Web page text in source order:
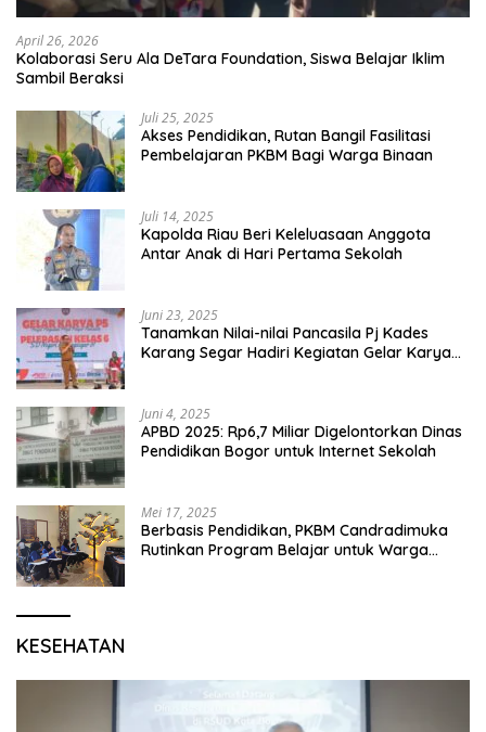
April 26, 2026
Kolaborasi Seru Ala DeTara Foundation, Siswa Belajar Iklim
Sambil Beraksi
Juli 25, 2025
Akses Pendidikan, Rutan Bangil Fasilitasi
Pembelajaran PKBM Bagi Warga Binaan
Juli 14, 2025
Kapolda Riau Beri Keleluasaan Anggota
Antar Anak di Hari Pertama Sekolah
Juni 23, 2025
Tanamkan Nilai-nilai Pancasila Pj Kades
Karang Segar Hadiri Kegiatan Gelar Karya
Juni 4, 2025
APBD 2025: Rp6,7 Miliar Digelontorkan Dinas
Pendidikan Bogor untuk Internet Sekolah
Mei 17, 2025
Berbasis Pendidikan, PKBM Candradimuka
Rutinkan Program Belajar untuk Warga
KESEHATAN